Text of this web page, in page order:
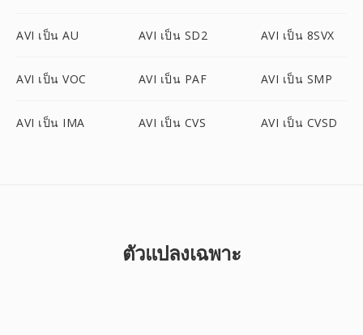
AVI เป็น AU AVI เป็น SD2 AVI เป็น 8SVX
AVI เป็น VOC AVI เป็น PAF AVI เป็น SMP
AVI เป็น IMA AVI เป็น CVS AVI เป็น CVSD
ตัวแปลงเฉพาะ